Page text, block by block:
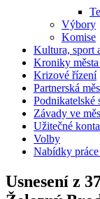
Výbory
Komise
Kultura, sport
Kroniky
Krizové řízení
Partnerská
Podnikatelské
Závady ve
Užitečné
Volby
Nabídky
Usnesení z